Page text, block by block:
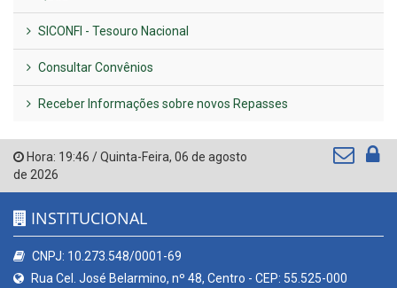
SICONFI - Tesouro Nacional
Consultar Convênios
Receber Informações sobre novos Repasses
Hora: 19:46 /Quinta-Feira, 06 de agosto
de 2026
INSTITUCIONAL
CNPJ: 10.273.548/0001-69
Rua Cel. José Belarmino, nº 48, Centro - CEP: 55.525-000